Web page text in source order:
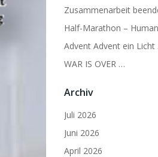
Zusammenarbeit
Half-Marathon –
Advent Advent ein
WAR IS OVER …
Archiv
Juli 2026
Juni 2026
April 2026